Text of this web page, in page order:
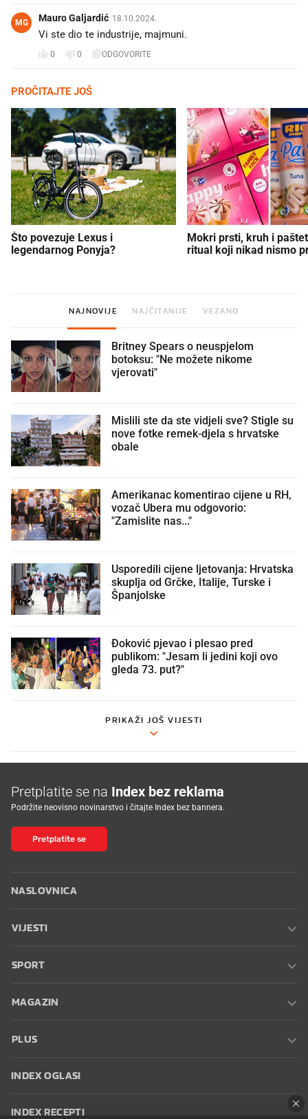
MG Mauro Galjardić 18.10.2024.
Vi ste dio te industrije, majmuni.
0 0 ODGOVORITE
PROČITAJTE JOŠ
Što povezuje Lexus i
legendarnog Ponyja?
Mokri prsti, kruh i
ritual koji nikad nismo
NAJNOVIJE NAJČITANIJE VEZANO
Britney Spears o neuspjelom
botoksu: "Ne možete nikome
vjerovati"
Mislili ste da ste vidjeli sve? Stigle su
nove fotke remek-djela s hrvatske
obale
Amerikanac komentirao cijene u RH,
vozač Ubera mu odgovorio:
"Zamislite nas..."
Usporedili cijene ljetovanja: Hrvatska
skuplja od Grčke, Italije, Turske i
Španjolske
Đoković pjevao i plesao pred
publikom: "Jesam li jedini koji ovo
gleda 73. put?"
PRIKAŽI JOŠ VIJESTI
Pretplatite se na Index bez reklama
Podržite neovisno novinarstvo i čitajte Index bez bannera.
Pretplatite se
NASLOVNICA
VIJESTI
SPORT
MAGAZIN
PLUS
INDEX OGLASI
INDEX RECEPTI